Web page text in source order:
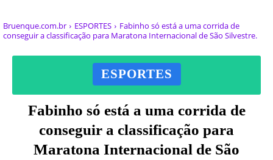
Bruenque.com.br ESPORTES
Fabinho só está a uma corrida de
conseguir a classificação para Maratona Internacional de São Silvestre.
ESPORTES
Fabinho só está a uma corrida de
conseguir a classificação para
Maratona Internacional de São